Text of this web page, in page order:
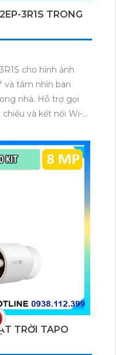
3R1S TRONG
cho hình ảnh
và tầm nhìn ban
nhà. Hỗ trợ gọi
và kết nối Wi-Fi
đám mây dễ lắp đặt
TRỜI TAPO